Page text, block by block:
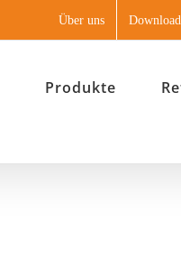
Über uns
Produkte